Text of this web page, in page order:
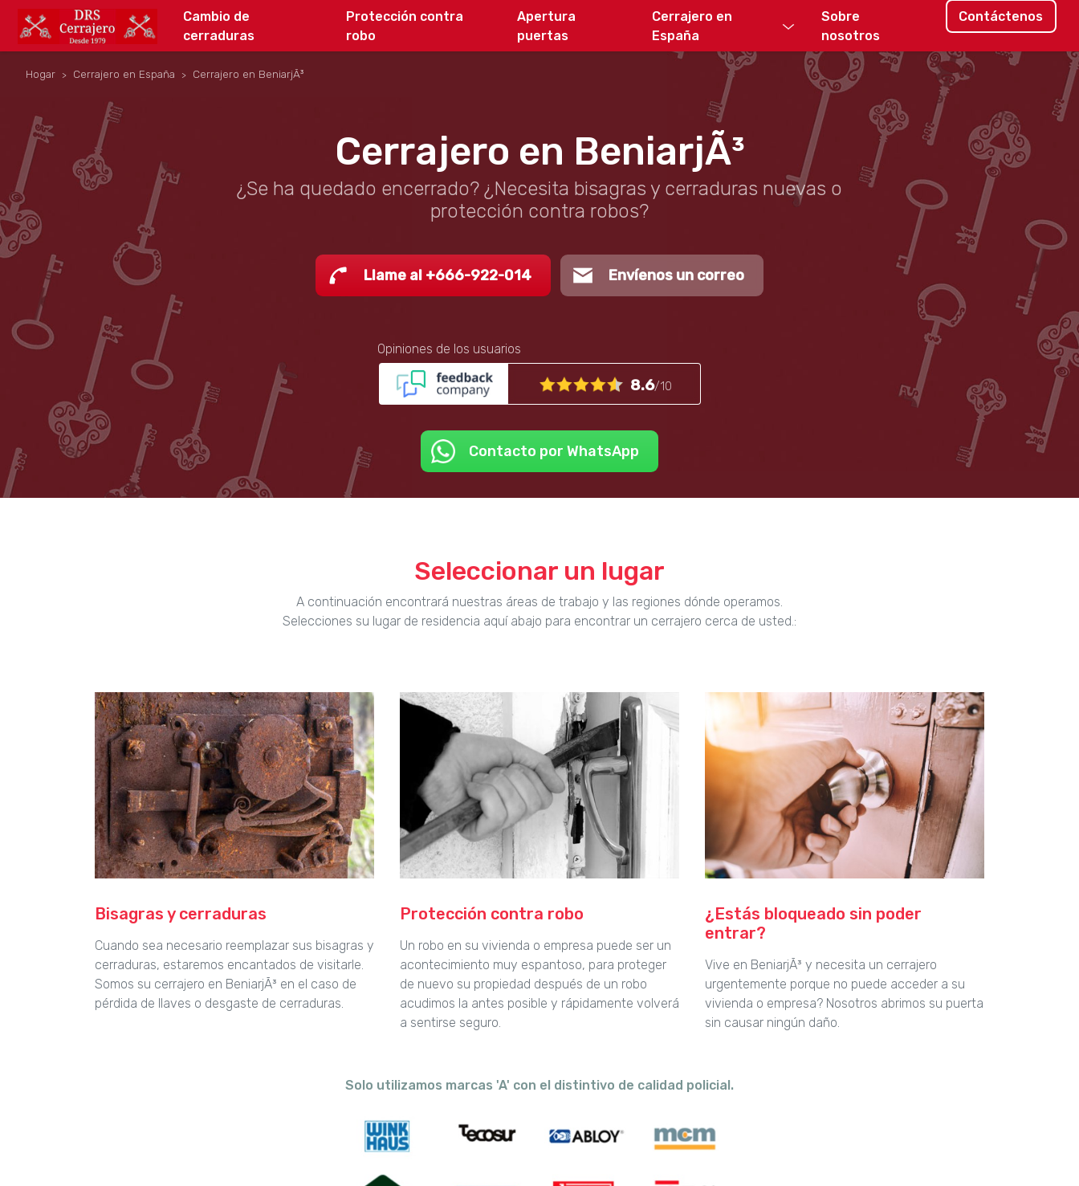
Cambio de
cerraduras
Protección contra
robo
Apertura
puertas
Cerrajero en
España
Sobre
nosotros
Contáctenos
Hogar Cerrajero en España Cerrajero en BeniarjÃ³
Cerrajero en BeniarjÃ³
¿Se ha quedado encerrado? ¿Necesita bisagras y cerraduras nuevas o
protección contra robos?
Llame al +666-922-014 Envíenos un correo
Opiniones de los usuarios
8.6/10
Contacto por WhatsApp
Seleccionar un lugar
A continuación encontrará nuestras áreas de trabajo y las regiones dónde operamos.
Selecciones su lugar de residencia aquí abajo para encontrar un cerrajero cerca de usted.:
Bisagras y cerraduras
Cuando sea necesario reemplazar sus bisagras y
cerraduras, estaremos encantados de visitarle.
Somos su cerrajero en BeniarjÃ³ en el caso de
pérdida de llaves o desgaste de cerraduras.
Protección contra robo
Un robo en su vivienda o empresa puede ser un
acontecimiento muy espantoso, para proteger
de nuevo su propiedad después de un robo
acudimos la antes posible y rápidamente volverá
a sentirse seguro.
¿Estás bloqueado sin poder
entrar?
Vive en BeniarjÃ³ y necesita un cerrajero
urgentemente porque no puede acceder a su
vivienda o empresa? Nosotros abrimos su puerta
sin causar ningún daño.
Solo utilizamos marcas 'A' con el distintivo de calidad policial.